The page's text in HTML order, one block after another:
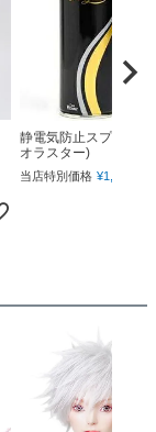
静電気防止スプレー(ネ
オラスター)
当店特別価格 ¥1,760